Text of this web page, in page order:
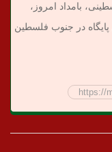
بامداد امروز،
در جنوب فلسطین
https://